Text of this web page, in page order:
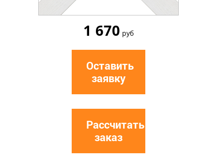
1 670 руб
Оставить
заявку
Рассчитать
заказ